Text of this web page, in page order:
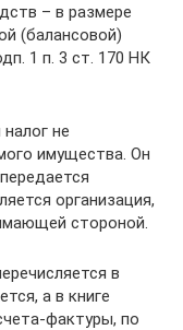
– в размере
(балансовой)
1 п. 3 ст. 170 НК
не
имущества. Он
организация,
стороной.
в
а в книге
фактуры, по